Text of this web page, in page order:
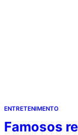
ENTRETENIMENTO
Famosos